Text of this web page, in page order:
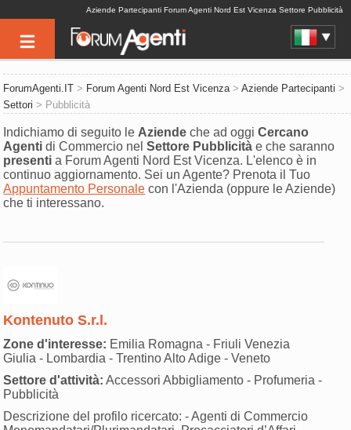
Aziende Partecipanti Forum Agenti Nord Est Vicenza Settore Pubblicità
ForumAgenti.IT > Forum Agenti Nord Est Vicenza>Aziende Partecipanti >
Settori > Pubblicità
Indichiamo di seguito le Aziende che ad oggiCercano
Agenti di Commercio nelSettore Pubblicità e che saranno
presenti a Forum Agenti Nord Est Vicenza. L'elenco è in
continuo aggiornamento. Sei un Agente? Prenota il Tuo
Appuntamento Personale con l'Azienda (oppure le Aziende)
che ti interessano.
Kontenuto S.r.l.
Zone d'interesse: Emilia Romagna - Friuli Venezia
Giulia - Lombardia - Trentino Alto Adige - Veneto
Settore d'attività: Accessori Abbigliamento - Profumeria -
Pubblicità
Descrizione del profilo ricercato: - Agenti di Commercio